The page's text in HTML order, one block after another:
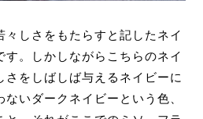
々しさをもたらすと記したネイ
す。しかしながらこちらのネイ
さをしばしば与えるネイビーに
いダークネイビーという色、